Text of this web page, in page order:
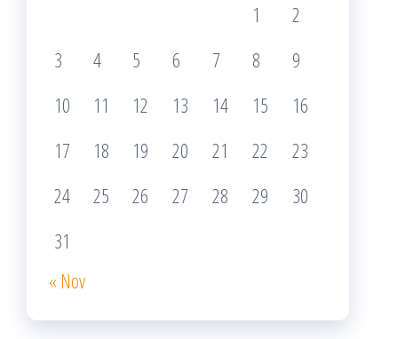
1
2
3
4 5 6 7 8
9
10
11 12 13 14 15
16
17
18 19 20 21 22
23
24
25 26 27 28 29
30
31
« Nov